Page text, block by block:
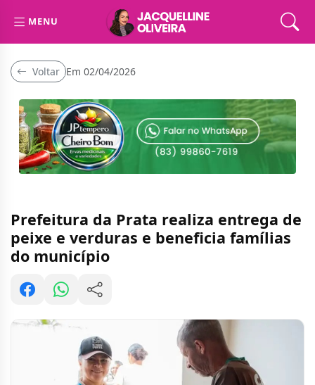
MENU
Voltar Em 02/04/2026
Prefeitura da Prata realiza entrega de
peixe e verduras e beneficia famílias
do município